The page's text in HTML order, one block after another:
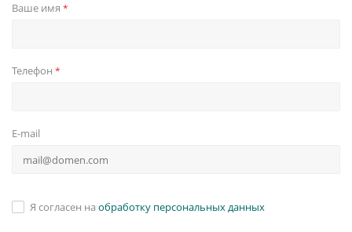
Ваше имя *
Телефон *
E-mail
Я согласен на обработку персональных данных